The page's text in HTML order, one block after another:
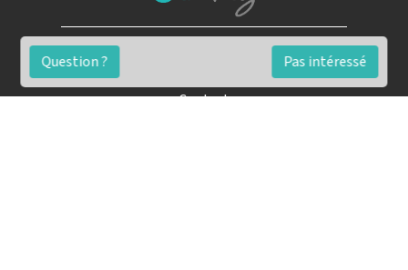
Question ? Pas intéressé
Contact